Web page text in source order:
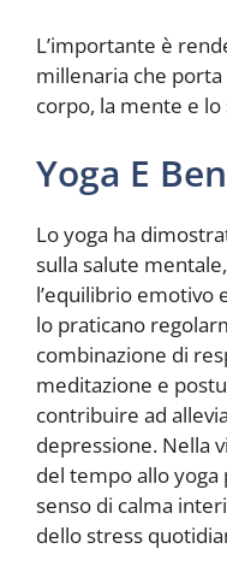
L’importante è
millenaria che
corpo, la mente e
Yoga E
Lo yoga ha
sulla salute
l’equilibrio emotivo
lo praticano
combinazione di
meditazione e
contribuire ad
depressione. Nella
del tempo allo
senso di calma
dello stress